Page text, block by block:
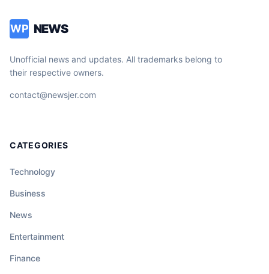
WP NEWS
Unofficial news and updates. All trademarks belong to
their respective owners.
contact@newsjer.com
CATEGORIES
Technology
Business
News
Entertainment
Finance